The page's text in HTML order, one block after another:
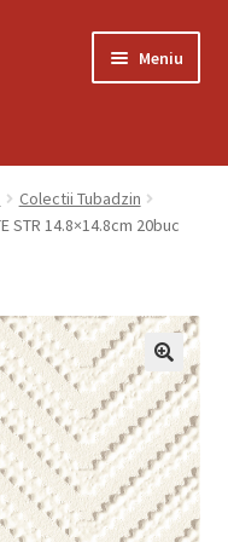
Meniu
Colectii Tubadzin
STR 14.8×14.8cm 20buc